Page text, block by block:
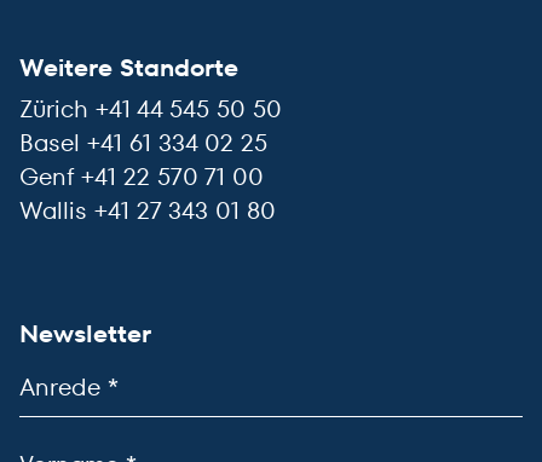
Weitere Standorte
Zürich +41 44 545 50 50
Basel +41 61 334 02 25
Genf +41 22 570 71 00
Wallis +41 27 343 01 80
Newsletter